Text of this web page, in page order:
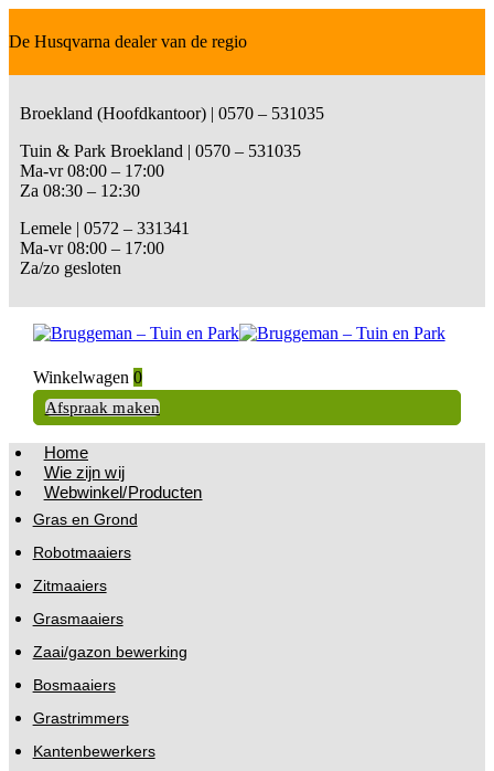
De Husqvarna dealer van de regio
Broekland (Hoofdkantoor) | 0570 – 531035
Tuin & Park Broekland | 0570 – 531035
Ma-vr 08:00 – 17:00
Za 08:30 – 12:30
Lemele | 0572 – 331341
Ma-vr 08:00 – 17:00
Za/zo gesloten
Winkelwagen 0
Afspraak maken
Home
Wie zijn wij
Webwinkel/Producten
Gras en Grond
Robotmaaiers
Zitmaaiers
Grasmaaiers
Zaai/gazon bewerking
Bosmaaiers
Grastrimmers
Kantenbewerkers